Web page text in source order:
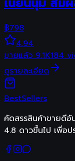
฿798
4.94
ขายแล้ว 9.1K184
ดูรายละเอียด
BestSellers
คัดสรรสินค้าขายดี
4.8 ดาวขึ้นไป เพื่อ